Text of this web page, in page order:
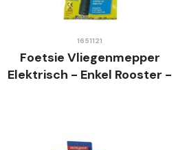
1651121
Foetsie Vliegenmepper
Elektrisch - Enkel Rooster -